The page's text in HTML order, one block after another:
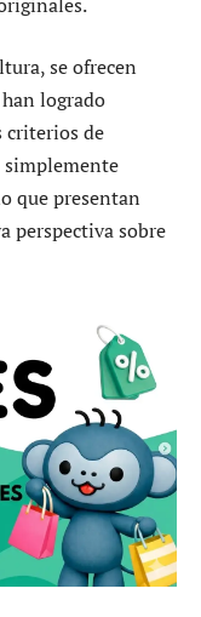
se ofrecen
logrado
criterios de
simplemente
que presentan
perspectiva sobre